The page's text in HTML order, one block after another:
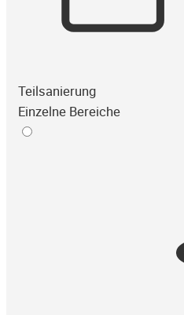
Teilsanierung
Einzelne Bereiche